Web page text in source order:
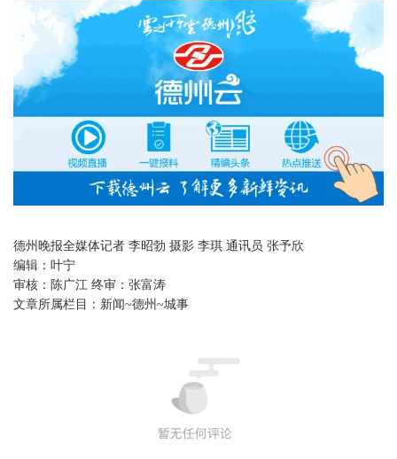
德州晚报全媒体记者 李昭勃 摄影 李琪 通讯员 张予欣
编辑： 叶宁
审核： 陈广江 终审：张富涛
文章所属栏目： 新闻~德州~城事